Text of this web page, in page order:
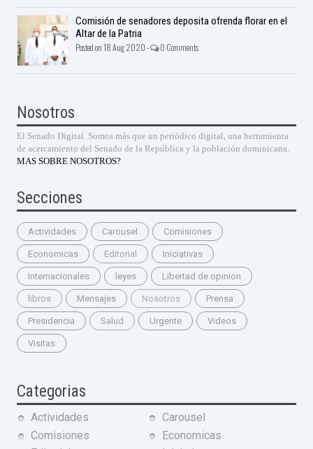
Comisión de senadores deposita ofrenda florar en el
Altar de la Patria
Posted on 18 Aug 2020 - 0 Comments
Nosotros
El Senado Digital. Somos más que un periódico digital, una herramienta
de acercamiento del Senado de la República y la población dominicana.
MAS SOBRE NOSOTROS?
Secciones
Actividades Carousel Comisiones
Economicas Editorial Iniciativas
Internacionales leyes Libertad de opinion
libros Mensajes Nosotros Prensa
Presidencia Salud Urgente Videos
Visitas
Categorias
Actividades
Carousel
Comisiones
Economicas